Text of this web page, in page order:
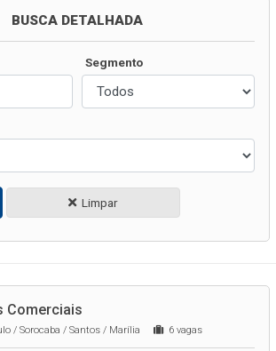
BUSCA DETALHADA
Segmento
Limpar
Comerciais
/ Sorocaba / Santos / Marília 6 vagas